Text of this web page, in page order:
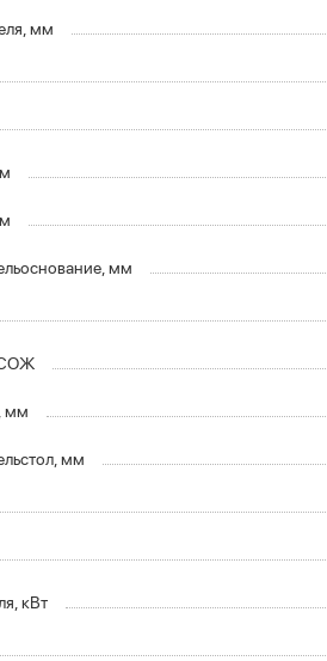
мм
мм
СОЖ
мм
мм
кВт